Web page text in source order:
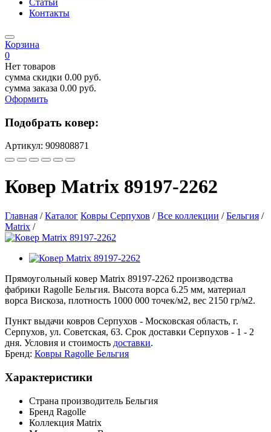
Статьи
Контакты
Корзина
0
Нет товаров
сумма скидки 0.00 руб.
сумма заказа 0.00 руб.
Оформить
Подобрать ковер:
Артикул: 909808871
Ковер Matrix 89197-2262
Главная / Каталог Ковры Серпухов / Все коллекции / Бельгия /
Matrix /
Прямоугольный ковер Matrix 89197-2262 производства
фабрики Ragolle Бельгия. Высота ворса 6.25 мм, материал
ворса Вискоза, плотность 1000 000 точек/м2, вес 2150 гр/м2.
Пункт выдачи ковров Серпухов - Московская область, г.
Серпухов, ул. Советская, 63. Срок доставки Серпухов - 1 - 2
дня. Условия и стоимость доставки.
Бренд: Ковры Ragolle Бельгия
Характеристики
Страна производитель Бельгия
Бренд Ragolle
Коллекция Matrix